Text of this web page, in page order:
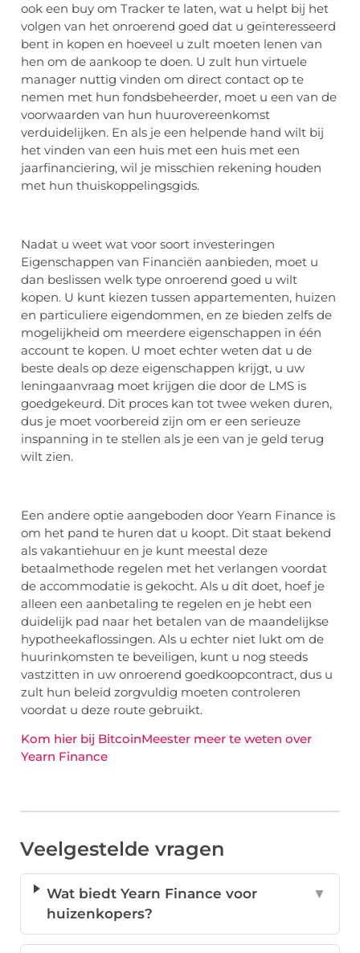
ook een buy om Tracker te laten, wat u helpt bij het
volgen van het onroerend goed dat u geïnteresseerd
bent in kopen en hoeveel u zult moeten lenen van
hen om de aankoop te doen. U zult hun virtuele
manager nuttig vinden om direct contact op te
nemen met hun fondsbeheerder, moet u een van de
voorwaarden van hun huurovereenkomst
verduidelijken. En als je een helpende hand wilt bij
het vinden van een huis met een huis met een
jaarfinanciering, wil je misschien rekening houden
met hun thuiskoppelingsgids.
Nadat u weet wat voor soort investeringen
Eigenschappen van Financiën aanbieden, moet u
dan beslissen welk type onroerend goed u wilt
kopen. U kunt kiezen tussen appartementen, huizen
en particuliere eigendommen, en ze bieden zelfs de
mogelijkheid om meerdere eigenschappen in één
account te kopen. U moet echter weten dat u de
beste deals op deze eigenschappen krijgt, u uw
leningaanvraag moet krijgen die door de LMS is
goedgekeurd. Dit proces kan tot twee weken duren,
dus je moet voorbereid zijn om er een serieuze
inspanning in te stellen als je een van je geld terug
wilt zien.
Een andere optie aangeboden door Yearn Finance is
om het pand te huren dat u koopt. Dit staat bekend
als vakantiehuur en je kunt meestal deze
betaalmethode regelen met het verlangen voordat
de accommodatie is gekocht. Als u dit doet, hoef je
alleen een aanbetaling te regelen en je hebt een
duidelijk pad naar het betalen van de maandelijkse
hypotheekaflossingen. Als u echter niet lukt om de
huurinkomsten te beveiligen, kunt u nog steeds
vastzitten in uw onroerend goedkoopcontract, dus u
zult hun beleid zorgvuldig moeten controleren
voordat u deze route gebruikt.
Kom hier bij BitcoinMeester meer te weten over
Yearn Finance
Veelgestelde vragen
Wat biedt Yearn Finance voor
huizenkopers?
▼